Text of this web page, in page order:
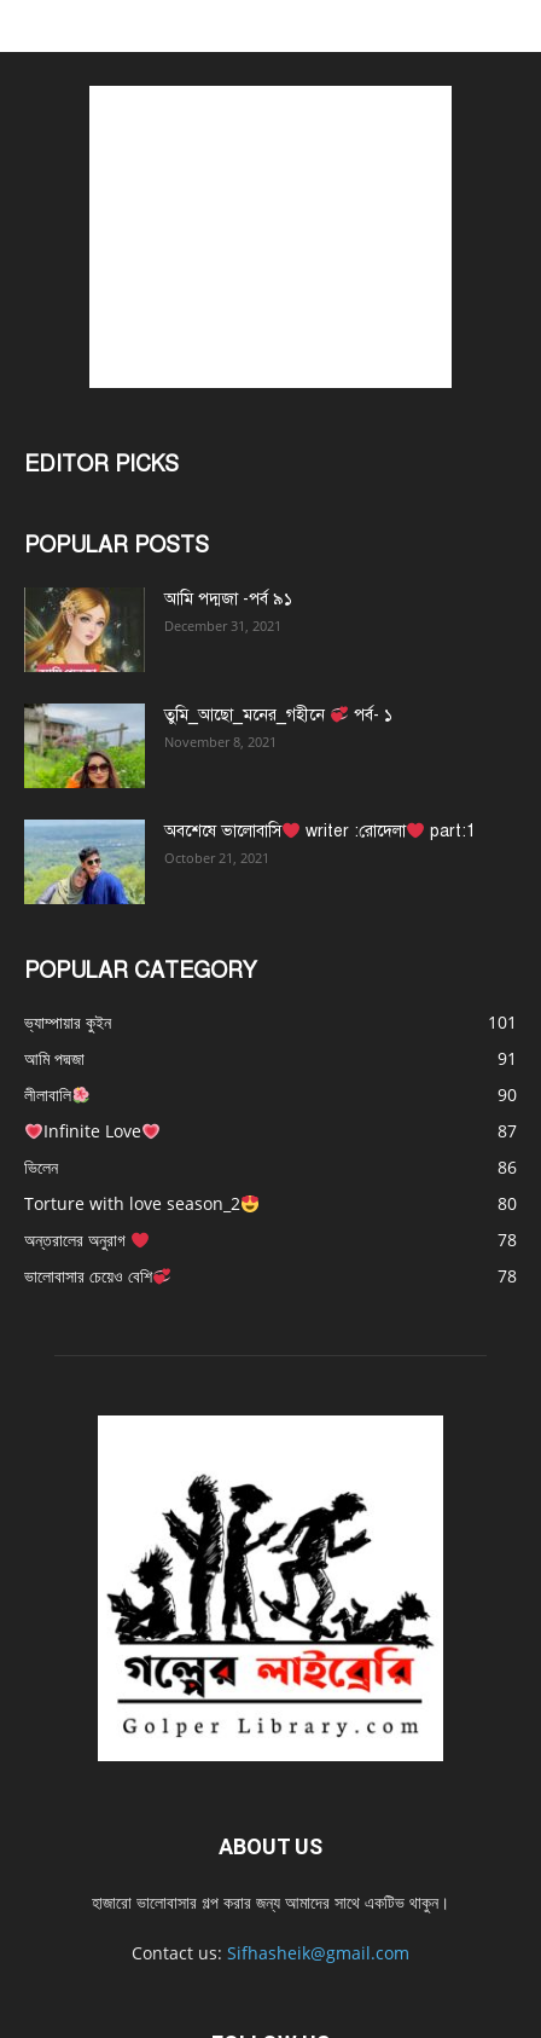
EDITOR PICKS
POPULAR POSTS
আমি পদ্মজা -পর্ব ৯১
December 31, 2021
তুমি_আছো_মনের_গহীনে পর্ব- ১
November 8, 2021
অবশেষে ভালোবাসি writer :রোদেলা part:1
October 21, 2021
POPULAR CATEGORY
ভ্যাম্পায়ার কুইন
101
আমি পদ্মজা
91
লীলাবালি
90
Infinite Love
87
ভিলেন
86
Torture with love season_2
80
অন্তরালের অনুরাগ
78
ভালোবাসার চেয়েও বেশি
78
ABOUT US
হাজারো ভালোবাসার গল্প করার জন্য আমাদের সাথে একটিভ থাকুন।
Contact us: Sifhasheik@gmail.com